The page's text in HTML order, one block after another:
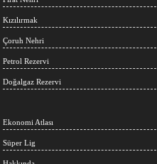
Kızılırmak
Çoruh Nehri
Petrol Rezervi
Doğalgaz Rezervi
Ekonomi Atlası
Süper Lig